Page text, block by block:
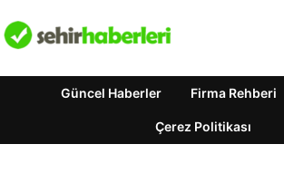
Güncel Haberler Firma Rehberi
Çerez Politikası